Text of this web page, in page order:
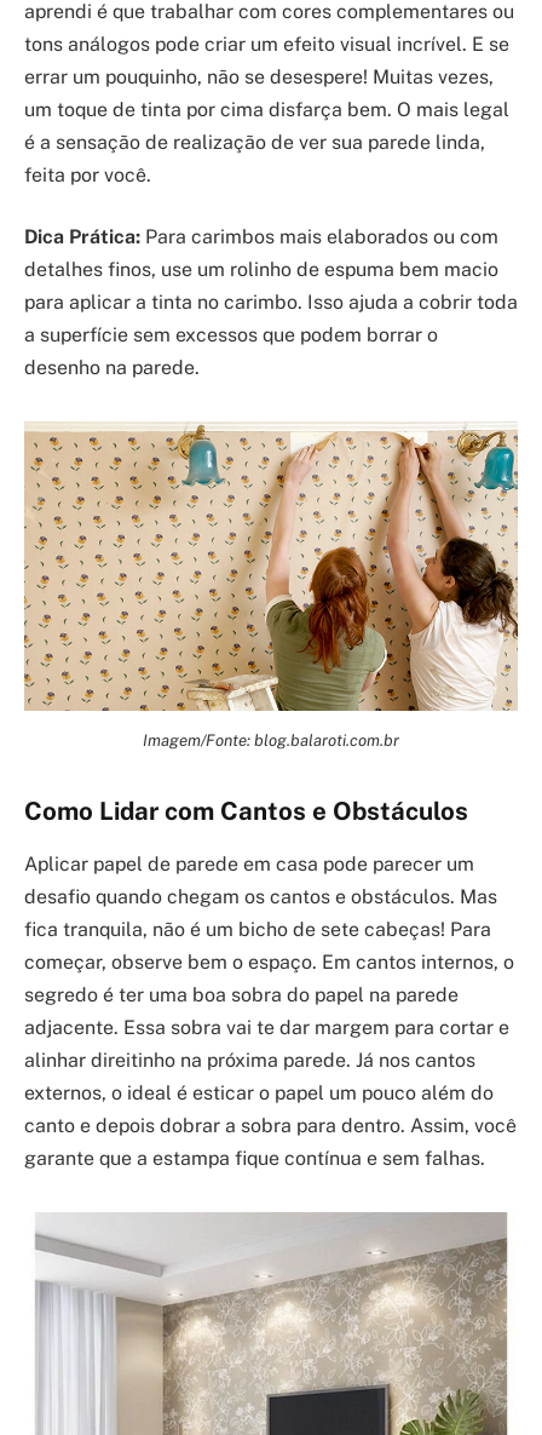
aprendi é que trabalhar com cores complementares ou
tons análogos pode criar um efeito visual incrível. E se
errar um pouquinho, não se desespere! Muitas vezes,
um toque de tinta por cima disfarça bem. O mais legal
é a sensação de realização de ver sua parede linda,
feita por você.
Dica Prática: Para carimbos mais elaborados ou com
detalhes finos, use um rolinho de espuma bem macio
para aplicar a tinta no carimbo. Isso ajuda a cobrir toda
a superfície sem excessos que podem borrar o
desenho na parede.
Imagem/Fonte: blog.balaroti.com.br
Como Lidar com Cantos e Obstáculos
Aplicar papel de parede em casa pode parecer um
desafio quando chegam os cantos e obstáculos. Mas
fica tranquila, não é um bicho de sete cabeças! Para
começar, observe bem o espaço. Em cantos internos, o
segredo é ter uma boa sobra do papel na parede
adjacente. Essa sobra vai te dar margem para cortar e
alinhar direitinho na próxima parede. Já nos cantos
externos, o ideal é esticar o papel um pouco além do
canto e depois dobrar a sobra para dentro. Assim, você
garante que a estampa fique contínua e sem falhas.